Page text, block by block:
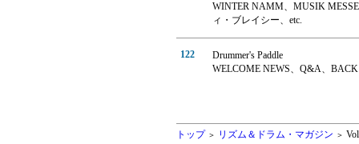
WINTER NAMM、MUSIK
ィ・ブレイシー、etc.
122
Drummer's Paddle
WELCOME NEWS、Q&A、
トップ ＞ リズム＆ドラム・マガジン ＞